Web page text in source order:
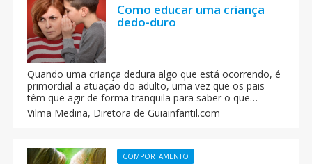
Como educar uma criança
dedo-duro
Quando uma criança dedura algo que está ocorrendo, é
primordial a atuação do adulto, uma vez que os pais
têm que agir de forma tranquila para saber o que
realmente passa antes de agir ou decidir consequências.
Saiba como agir com crianças dedo-duro. Como domar
Vilma Medina, Diretora de Guiainfantil.com
COMPORTAMENTO